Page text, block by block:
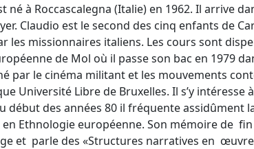
né à Roccascalegna (Italie) en 1962. Il arrive
Claudio est le second des cinq enfants de
les missionnaires italiens. Les cours sont
de Mol où il passe son bac en 1979
par le cinéma militant et les mouvements
Université Libre de Bruxelles. Il s’y
début des années 80 il fréquente
Ethnologie européenne. Son mémoire de
et parle des «Structures narratives en